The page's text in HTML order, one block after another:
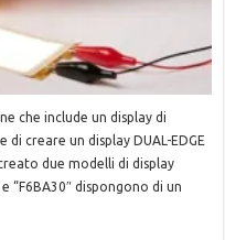
che include un display di
di creare un display DUAL-EDGE
due modelli di display
“F6BA30″ dispongono di un